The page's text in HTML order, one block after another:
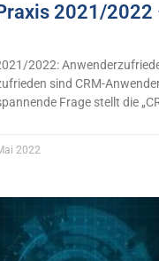
2021/2022
2022:
sind CRM-
Frage stellt die
2022